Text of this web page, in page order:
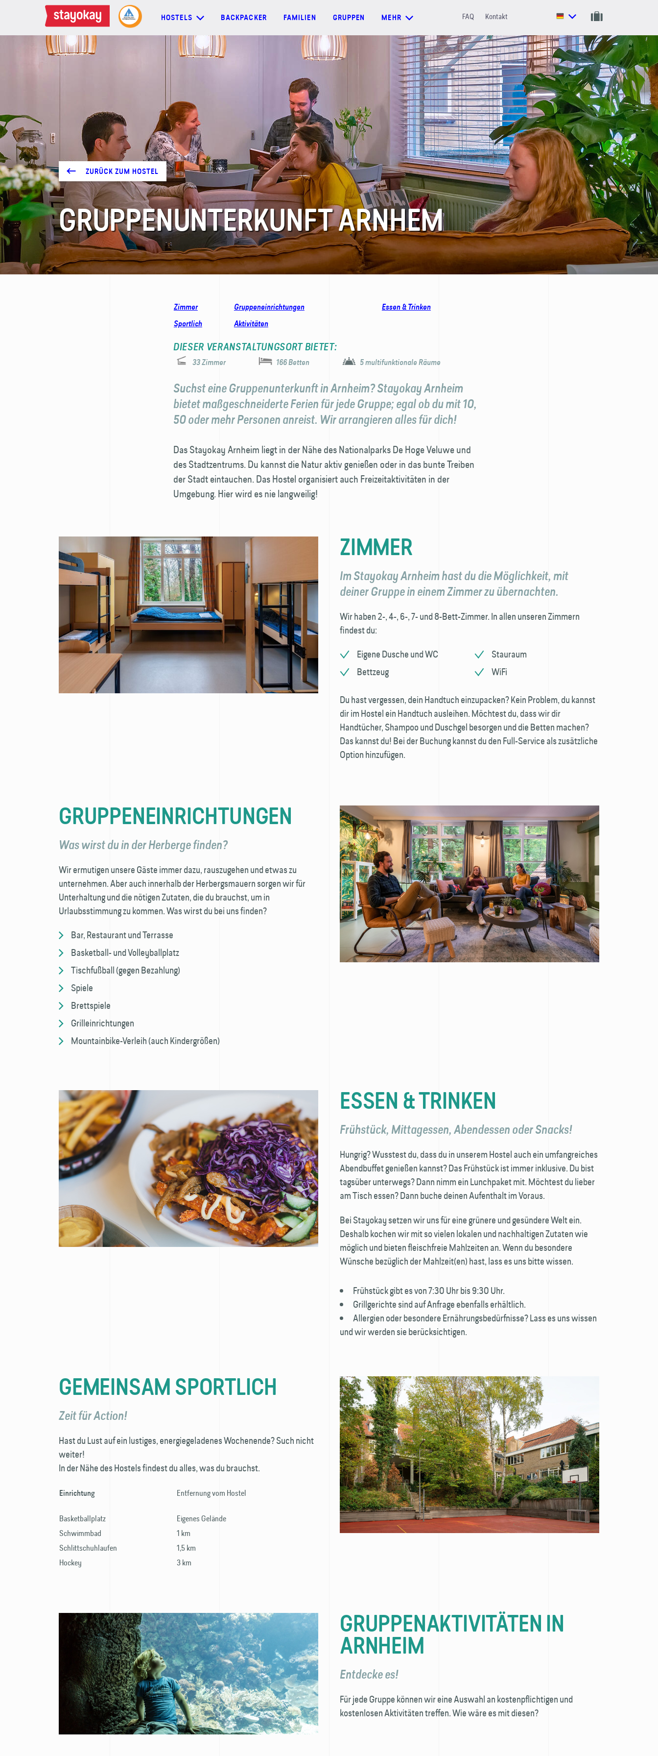
HOSTELS BACKPACKER FAMILIEN GRUPPEN MEHR FAQ Kontakt
FAMILIEN
GRUPPEN
MEHR
FAQ
Kontakt
ZURÜCK ZUM HOSTEL
GRUPPEN­UNTERKUNFT ARNHEM
Zimmer Gruppeneinrichtungen
Essen & Trinken
Sportlich
Aktivitäten
DIESER VERANSTALTUNGSORT BIETET:
33 Zimmer 166 Betten 5 multifunktionale Räume
Suchst eine Gruppenunterkunft in Arnheim? Stayokay Arnheim
bietet maßgeschneiderte Ferien für jede Gruppe; egal ob du mit 10,
50 oder mehr Personen anreist. Wir arrangieren alles für dich!
Das Stayokay Arnheim liegt in der Nähe des Nationalparks De Hoge Veluwe und
des Stadtzentrums. Du kannst die Natur aktiv genießen oder in das bunte Treiben
der Stadt eintauchen. Das Hostel organisiert auch Freizeitaktivitäten in der
Umgebung. Hier wird es nie langweilig!
ZIMMER
Im Stayokay Arnheim hast du die Möglichkeit, mit
deiner Gruppe in einem Zimmer zu übernachten.
Wir haben 2-, 4-, 6-, 7- und 8-Bett-Zimmer. In allen unseren Zimmern
findest du:
Eigene Dusche und WC
Bettzeug
Stauraum
WiFi
Du hast vergessen, dein Handtuch einzupacken? Kein Problem, du kannst
dir im Hostel ein Handtuch ausleihen. Möchtest du, dass wir dir
Handtücher, Shampoo und Duschgel besorgen und die Betten machen?
Das kannst du! Bei der Buchung kannst du den Full-Service als zusätzliche
Option hinzufügen.
GRUPPENEINRICHTUNGEN
Was wirst du in der Herberge finden?
Wir ermutigen unsere Gäste immer dazu, rauszugehen und etwas zu
unternehmen. Aber auch innerhalb der Herbergsmauern sorgen wir für
Unterhaltung und die nötigen Zutaten, die du brauchst, um in
Urlaubsstimmung zu kommen. Was wirst du bei uns finden?
Bar, Restaurant und Terrasse
Basketball- und Volleyballplatz
Tischfußball (gegen Bezahlung)
Spiele
Brettspiele
Grilleinrichtungen
Mountainbike-Verleih (auch Kindergrößen)
ESSEN & TRINKEN
Frühstück, Mittagessen, Abendessen oder Snacks!
Hungrig? Wusstest du, dass du in unserem Hostel auch ein umfangreiches
Abendbuffet genießen kannst? Das Frühstück ist immer inklusive. Du bist
tagsüber unterwegs? Dann nimm ein Lunchpaket mit. Möchtest du lieber
am Tisch essen? Dann buche deinen Aufenthalt im Voraus.
Bei Stayokay setzen wir uns für eine grünere und gesündere Welt ein.
Deshalb kochen wir mit so vielen lokalen und nachhaltigen Zutaten wie
möglich und bieten fleischfreie Mahlzeiten an. Wenn du besondere
Wünsche bezüglich der Mahlzeit(en) hast, lass es uns bitte wissen.
Frühstück gibt es von 7:30 Uhr bis 9:30 Uhr.
Grillgerichte sind auf Anfrage ebenfalls erhältlich.
Allergien oder besondere Ernährungsbedürfnisse? Lass es uns wissen
und wir werden sie berücksichtigen.
GEMEINSAM SPORTLICH
Zeit für Action!
Hast du Lust auf ein lustiges, energiegeladenes Wochenende? Such nicht
weiter!
In der Nähe des Hostels findest du alles, was du brauchst.
Einrichtung Entfernung vom Hostel
Basketballplatz
Eigenes Gelände
Schwimmbad
1 km
Schlittschuhlaufen
1,5 km
Hockey
3 km
GRUPPENAKTIVITÄTEN IN
ARNHEIM
Entdecke es!
Für jede Gruppe können wir eine Auswahl an kostenpflichtigen und
kostenlosen Aktivitäten treffen. Wie wäre es mit diesen?